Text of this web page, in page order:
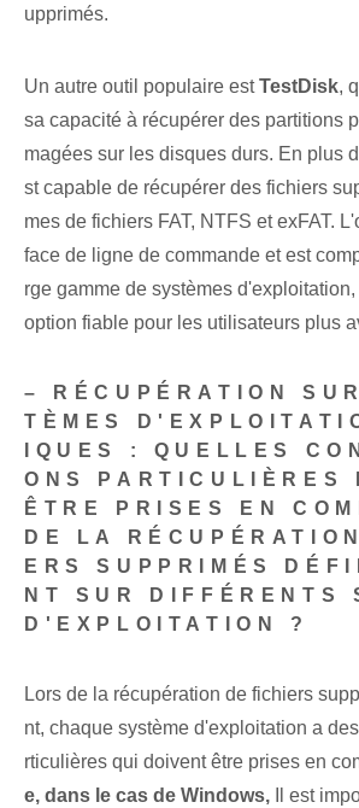
upprimés.
Un autre outil populaire estTestDisk,
sa capacité à récupérer des partitions
magées sur les disques durs. En plus
st capable de récupérer des fichiers
mes de fichiers FAT, NTFS et exFAT.
face de ligne de commande et est
rge gamme de systèmes
option fiable pour les utilisateurs plus
– RÉCUPÉRATION
TÈMES
IQUES : QUELLES
ONS PARTICULIÈRES
ÊTRE PRISES EN
DE LA
ERS SUPPRIMÉS
NT SUR DIFFÉRENTS
D'EXPLOITATION ?
Lors de la récupération de fichiers
nt, chaque système d'exploitation a
rticulières qui doivent être prises en
e, dans le cas de Windows, Il est